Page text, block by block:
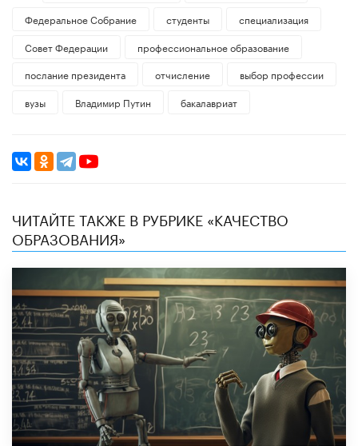
Федеральное Собрание
студенты
специализация
Совет Федерации
профессиональное образование
послание президента
отчисление
выбор профессии
вузы
Владимир Путин бакалавриат
ЧИТАЙТЕ ТАКЖЕ В РУБРИКЕ «КАЧЕСТВО
ОБРАЗОВАНИЯ»